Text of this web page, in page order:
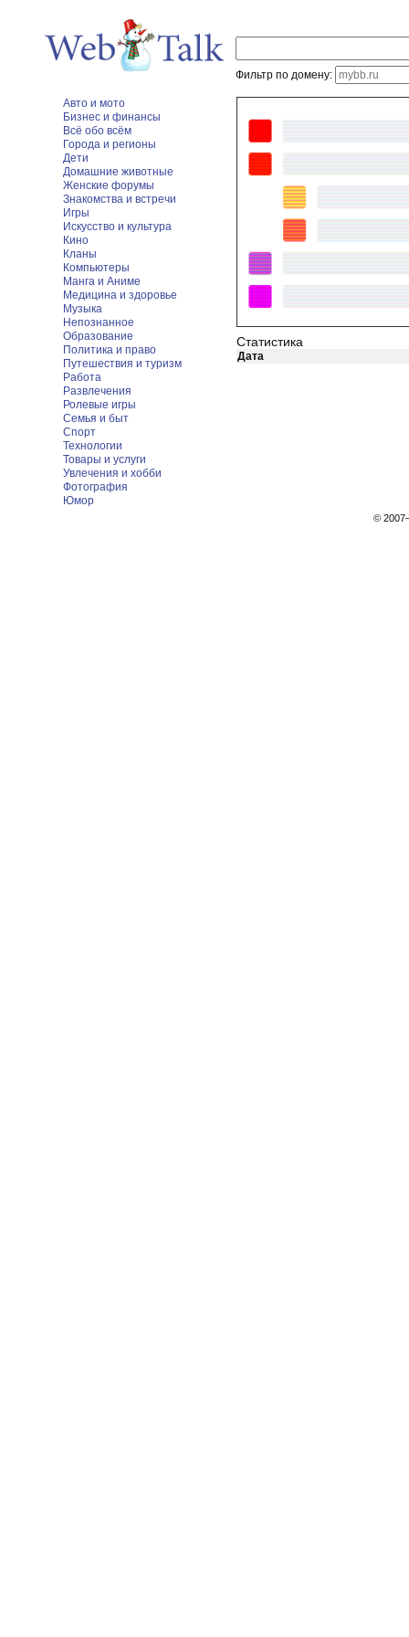
Фильтр по домену:
Авто и мото
Бизнес и финансы
Всё обо всём
Города и регионы
Дети
Домашние животные
Женские форумы
Знакомства и встречи
Игры
Искусство и культура
Кино
Кланы
Компьютеры
Манга и Аниме
Медицина и здоровье
Музыка
Непознанное
Образование
Политика и право
Путешествия и туризм
Работа
Развлечения
Ролевые игры
Семья и быт
Спорт
Технологии
Товары и услуги
Увлечения и хобби
Фотография
Юмор
Статистика
Дата
©